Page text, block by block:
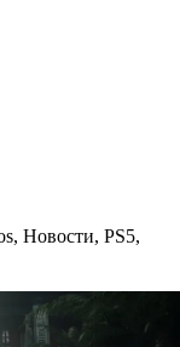
, Новости, PS5,